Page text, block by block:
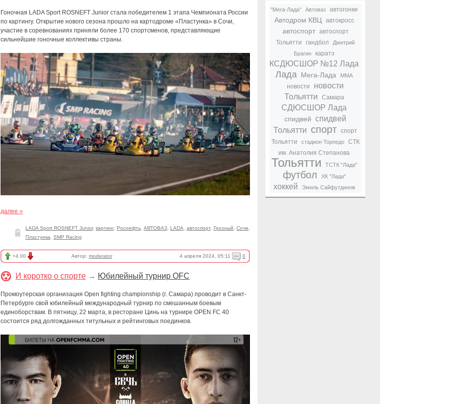
Гоночная LADA Sport ROSNEFT Junior стала победителем 1 этапа Чемпионата России
по картингу. Открытие нового сезона прошло на картодроме «Пластунка» в Сочи,
участие в соревнованиях приняли более 170 спортсменов, представляющие
сильнейшие гоночные коллективы страны.
далее »
LADA Sport ROSNEFT Junior, картинг, Роснефть АВТОВАЗ LADA автоспорт, Грозный Сочи
Пластунка
SMP Racing
+4.00 Автор: moderator 4 апреля 2024, 05:11 0
И коротко о спорте → Юбилейный турнир OFC
Промоутерская организация Open fighting championship (г. Самара) проводит в Санкт-
Петербурге свой юбилейный международный турнир по смешанным боевым
единоборствам. В пятницу, 22 марта, в ресторане Цинь на турнире OPEN FC 40
состоится ряд долгожданных титульных и рейтинговых поединков.
"Мега-Лада" Автоваз автогонки
Автодром КВЦ автокросс
автоспорт
автоспорт
Тольятти
гандбол
Дмитрий
Брагин
каратэ
КСДЮСШОР №12 Лада
Лада Мега-Лада ММА
новости
новости
Тольятти
Самара
СДЮСШОР Лада
спидвей спидвей
Тольятти спорт спорт
Тольятти
стадион Торпедо
СТК
им. Анатолия Степанова
Тольятти ТСТК "Лада"
футбол ХК "Лада"
хоккей Эмиль Сайфутдинов